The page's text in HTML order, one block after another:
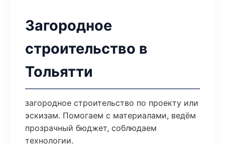
Загородное
строительство в
Тольятти
загородное строительство по проекту или
эскизам. Помогаем с материалами, ведём
прозрачный бюджет, соблюдаем
технологии.